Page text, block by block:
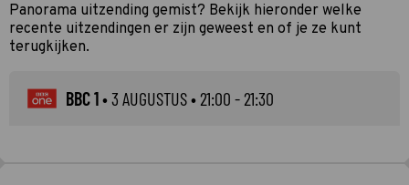
Panorama uitzending gemist? Bekijk hieronder welke
recente uitzendingen er zijn geweest en of je ze kunt
terugkijken.
BBC 1•3 AUGUSTUS• 21:00 - 21:30